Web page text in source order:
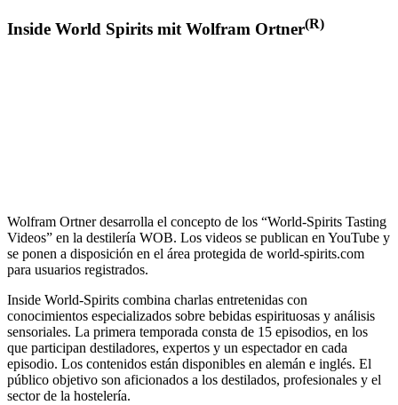
Inside World Spirits mit Wolfram Ortner(R)
Wolfram Ortner desarrolla el concepto de los “World-Spirits Tasting
Videos” en la destilería WOB. Los videos se publican en YouTube y
se ponen a disposición en el área protegida de world-spirits.com
para usuarios registrados.
Inside World-Spirits combina charlas entretenidas con
conocimientos especializados sobre bebidas espirituosas y análisis
sensoriales. La primera temporada consta de 15 episodios, en los
que participan destiladores, expertos y un espectador en cada
episodio. Los contenidos están disponibles en alemán e inglés. El
público objetivo son aficionados a los destilados, profesionales y el
sector de la hostelería.